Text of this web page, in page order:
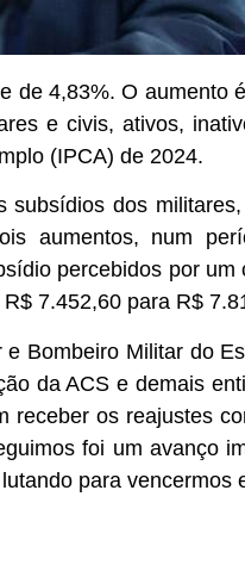
4,83%. O aumento
e civis, ativos,
(IPCA) de 2024.
dos
aumentos, num
percebidos por
7.452,60 para R$
Bombeiro Militar do
da ACS e demais
os reajustes
foi um avanço
para vencermos